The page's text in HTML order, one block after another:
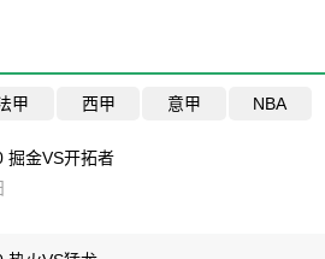
甲 西甲 意甲 NBA
掘金VS开拓者